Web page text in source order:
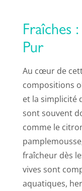
Fraîches
Pur
Au cœur de
compositions
et la simplicité
sont souvent
comme le
fraîcheur dès
vives sont
aquatiques,